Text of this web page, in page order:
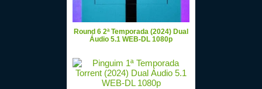
Round 6 2ª Temporada (2024) Dual
Áudio 5.1 WEB-DL 1080p